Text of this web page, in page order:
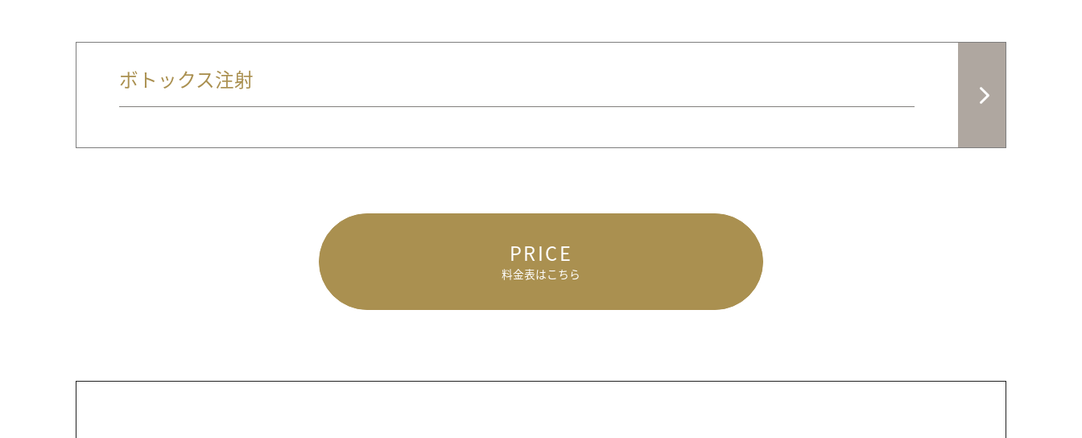
ボトックス注射
PRICE
料金表はこちら